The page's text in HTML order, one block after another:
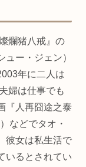
爛猪八戒』の
ー・ジェン）
年に二人は
婦は仕事でも
『人再囧途之泰
などでタオ・
彼女は私生活で
いるとされてい